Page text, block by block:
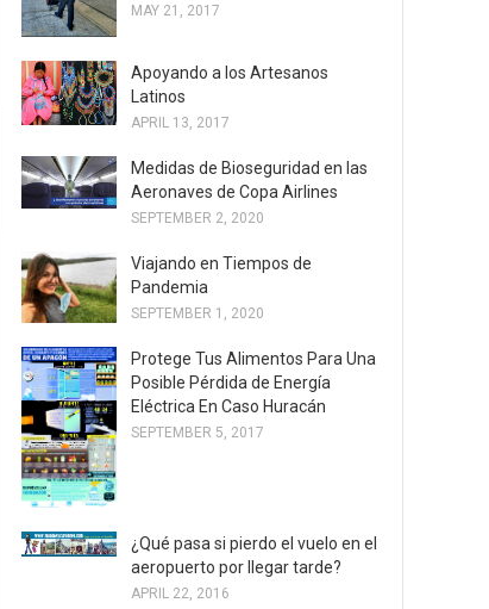
MAY 21, 2017
Apoyando a los Artesanos
Latinos
APRIL 13, 2017
Medidas de Bioseguridad en las
Aeronaves de Copa Airlines
SEPTEMBER 2, 2020
Viajando en Tiempos de
Pandemia
SEPTEMBER 1, 2020
Protege Tus Alimentos Para Una
Posible Pérdida de Energía
Eléctrica En Caso Huracán
SEPTEMBER 5, 2017
¿Qué pasa si pierdo el vuelo en el
aeropuerto por llegar tarde?
APRIL 22, 2016